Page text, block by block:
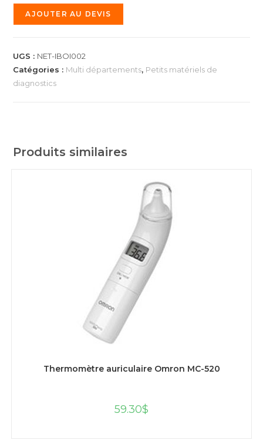
AJOUTER AU DEVIS
UGS : NET-IBOI002
Catégories : Multi départements, Petits matériels de
diagnostics
Produits similaires
Thermomètre auriculaire Omron MC-520
59.30$